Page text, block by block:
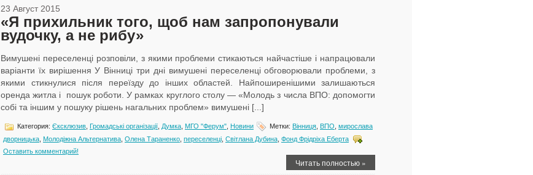
23 Август 2015
«Я прихильник того, щоб нам запропонували
вудочку, а не рибу»
Вимушені переселенці розповіли, з якими проблеми стикаються найчастіше і напрацювали
варіанти їх вирішення У Вінниці три дні вимушені переселенці обговорювали проблеми, з
якими стикнулися після переїзду до інших областей. Найпоширенішими залишаються
оренда житла і пошук роботи. У рамках круглого столу — «Молодь з числа ВПО: допомогти
собі та іншим у пошуку рішень нагальних проблем» вимушені [...]
Категория: Єксклюзив Громадські організації Думка МГО "Ферум" Новини Метки: Вінниця ВПО мирослава
дворницька Молодіжна Альтернатива Олена Тараненко переселенці Світлана Дубина Фонд Фрідріха Еберта
Оставить комментарий!
Читать полностью »